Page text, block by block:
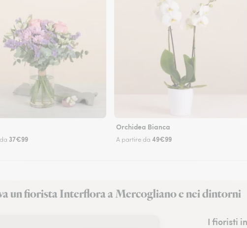
37€99
Orchidea Bianca
A partire da 49€99
un fiorista Interflora a Mercogliano e nei dintorni
I fioristi